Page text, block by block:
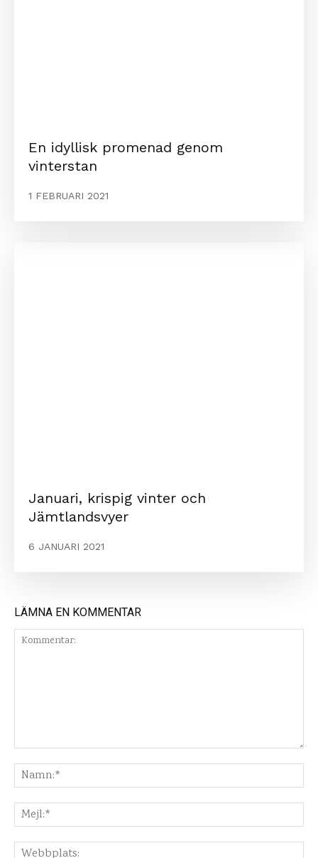
En idyllisk promenad genom
vinterstan
1 FEBRUARI 2021
Januari, krispig vinter och
Jämtlandsvyer
6 JANUARI 2021
LÄMNA EN KOMMENTAR